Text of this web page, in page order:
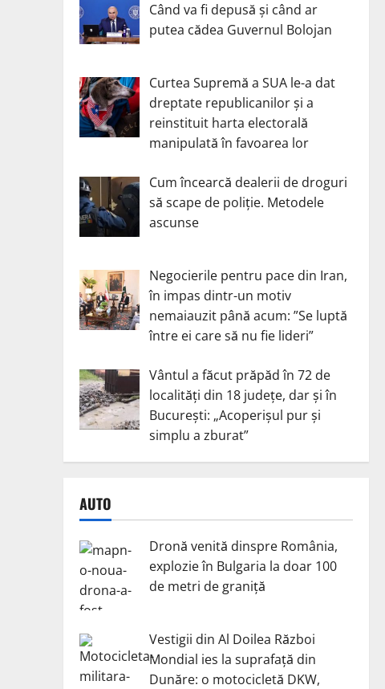
Când va fi depusă și când ar
putea cădea Guvernul Bolojan
Curtea Supremă a SUA le-a dat
dreptate republicanilor și a
reinstituit harta electorală
manipulată în favoarea lor
Cum încearcă dealerii de droguri
să scape de poliție. Metodele
ascunse
Negocierile pentru pace din Iran,
în impas dintr-un motiv
nemaiauzit până acum: ”Se luptă
între ei care să nu fie lideri”
Vântul a făcut prăpăd în 72 de
localități din 18 județe, dar și în
București: „Acoperișul pur și
simplu a zburat”
AUTO
Dronă venită dinspre România,
explozie în Bulgaria la doar 100
de metri de graniță
Vestigii din Al Doilea Război
Mondial ies la suprafață din
Dunăre: o motocicletă DKW,